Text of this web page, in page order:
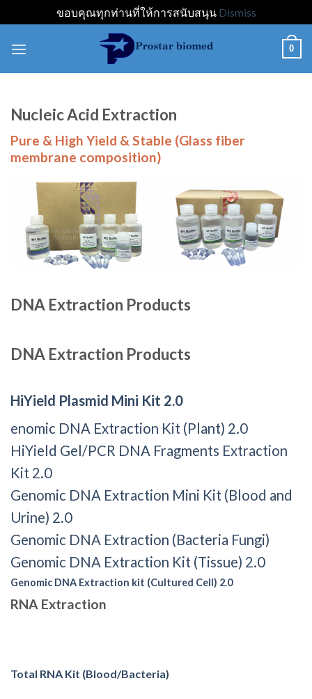
ขอบคุณทุกท่านที่ให้การสนับสนุน Dismiss
0
Nucleic Acid Extraction
Pure & High Yield & Stable (Glass fiber
membrane composition)
DNA Extraction Products
DNA Extraction Products
HiYield Plasmid Mini Kit 2.0
enomic DNA Extraction Kit (Plant) 2.0
HiYield Gel/PCR DNA Fragments Extraction
Kit 2.0
Genomic DNA Extraction Mini Kit (Blood and
Urine) 2.0
Genomic DNA Extraction (Bacteria Fungi)
Genomic DNA Extraction Kit (Tissue) 2.0
Genomic DNA Extraction kit (Cultured Cell) 2.0
RNA Extraction
Total RNA Kit (Blood/Bacteria)